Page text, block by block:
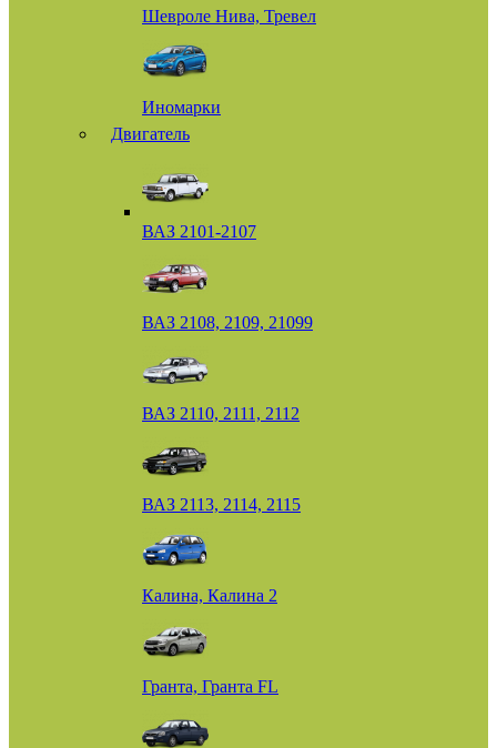
Шевроле Нива, Тревел
Иномарки
Двигатель
ВАЗ 2101-2107
ВАЗ 2108, 2109, 21099
ВАЗ 2110, 2111, 2112
ВАЗ 2113, 2114, 2115
Калина, Калина 2
Гранта, Гранта FL